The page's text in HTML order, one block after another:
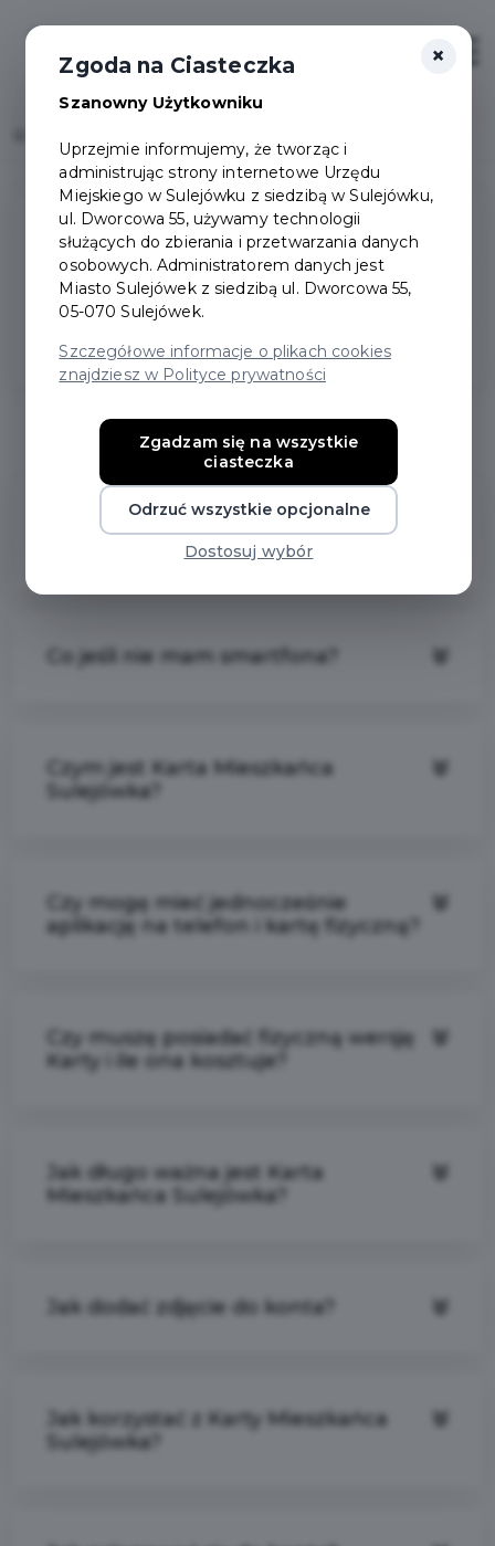
Pytania ogólne
Zakładanie konta
Konto Rodzinne
Pytania ogólne
Aplikacja Karta Mieszkańca
Co jeśli nie mam smartfona?
Czym jest Karta Mieszkańca
Sulejówka?
Czy mogę mieć jednocześnie
aplikację na telefon i kartę fizyczną?
Czy muszę posiadać fizyczną wersję
Karty i ile ona kosztuje?
Jak długo ważna jest Karta
Mieszkańca Sulejówka?
Jak dodać zdjęcie do konta?
Jak korzystać z Karty Mieszkańca
Sulejówka?
×
Zgoda na Ciasteczka
Szanowny Użytkowniku
Uprzejmie informujemy, że tworząc i
administrując strony internetowe Urzędu
Miejskiego w Sulejówku z siedzibą w Sulejówku,
ul. Dworcowa 55, używamy technologii
służących do zbierania i przetwarzania danych
osobowych. Administratorem danych jest
Miasto Sulejówek z siedzibą ul. Dworcowa 55,
05-070 Sulejówek.
Szczegółowe informacje o plikach cookies
znajdziesz w Polityce prywatności
Zgadzam się na wszystkie
ciasteczka
Odrzuć wszystkie opcjonalne
Dostosuj wybór